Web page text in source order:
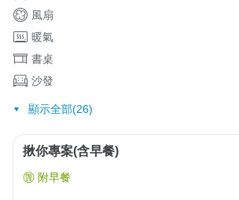
風扇
暖氣
書桌
沙發
顯示全部(26)
揪你專案(含早餐)
附早餐